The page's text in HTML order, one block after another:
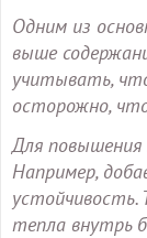
Одним из
выше
учитывать,
осторожно,
Для повышения
Например,
тепла внутрь